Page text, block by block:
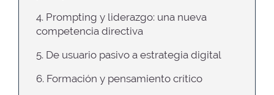
4. Prompting y liderazgo: una nueva
competencia directiva
5. De usuario pasivo a estrategia digital
6. Formación y pensamiento crítico